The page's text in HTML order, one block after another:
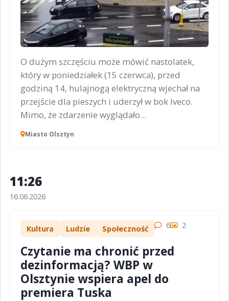
O dużym szczęściu może mówić nastolatek,
który w poniedziałek (15 czerwca), przed
godziną 14, hulajnogą elektryczną wjechał na
przejście dla pieszych i uderzył w bok Iveco.
Mimo, że zdarzenie wyglądało...
Miasto Olsztyn
11:26
16.06.2026
Kultura Ludzie Społeczność 6 2
Czytanie ma chronić przed
dezinformacją? WBP w
Olsztynie wspiera apel do
premiera Tuska